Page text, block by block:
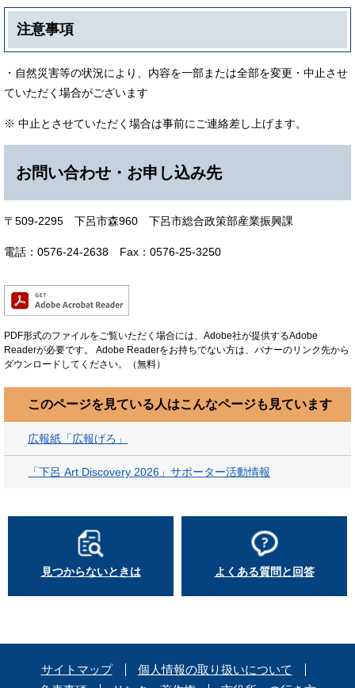
注意事項
・自然災害等の状況により、内容を一部または全部を変更・中止させ
ていただく場合がございます
※ 中止とさせていただく場合は事前にご連絡差し上げます。
お問い合わせ・お申し込み先
〒509-2295 下呂市森960 下呂市総合政策部産業振興課
電話：0576-24-2638 Fax：0576-25-3250
PDF形式のファイルをご覧いただく場合には、Adobe社が提供するAdobe
Readerが必要です。
Adobe Readerをお持ちでない方は、バナーのリンク先から
ダウンロードしてください。（無料）
このページを見ている人はこんなページも見ています
広報紙「広報げろ」
「下呂 Art Discovery 2026」サポーター活動情報
見つからないときは よくある質問と回答
サイトマップ
個人情報の取り扱いについて